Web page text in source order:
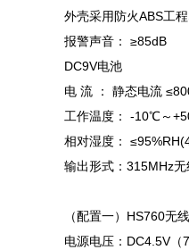
外壳采用防火ABS工
报警声音： ≥85dB
DC9V电池
电 流 ： 静态电流
工作温度： -10℃～
相对湿度：
输出形式：315MHz无
（配置一）HS760无
电源电压：DC4.5V（